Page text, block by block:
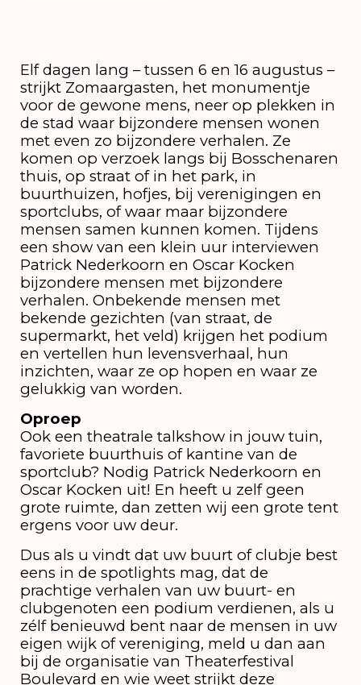
Elf dagen lang – tussen 6 en 16 augustus –
strijkt Zomaargasten, het monumentje
voor de gewone mens, neer op plekken in
de stad waar bijzondere mensen wonen
met even zo bijzondere verhalen. Ze
komen op verzoek langs bij Bosschenaren
thuis, op straat of in het park, in
buurthuizen, hofjes, bij verenigingen en
sportclubs, of waar maar bijzondere
mensen samen kunnen komen. Tijdens
een show van een klein uur interviewen
Patrick Nederkoorn en Oscar Kocken
bijzondere mensen met bijzondere
verhalen. Onbekende mensen met
bekende gezichten (van straat, de
supermarkt, het veld) krijgen het podium
en vertellen hun levensverhaal, hun
inzichten, waar ze op hopen en waar ze
gelukkig van worden.
Oproep
Ook een theatrale talkshow in jouw tuin,
favoriete buurthuis of kantine van de
sportclub? Nodig Patrick Nederkoorn en
Oscar Kocken uit! En heeft u zelf geen
grote ruimte, dan zetten wij een grote tent
ergens voor uw deur.
Dus als u vindt dat uw buurt of clubje best
eens in de spotlights mag, dat de
prachtige verhalen van uw buurt- en
clubgenoten een podium verdienen, als u
zélf benieuwd bent naar de mensen in uw
eigen wijk of vereniging, meld u dan aan
bij de organisatie van Theaterfestival
Boulevard en wie weet strijkt deze